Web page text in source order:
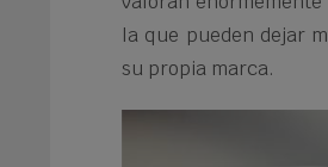
la que pueden dejar
su propia marca.